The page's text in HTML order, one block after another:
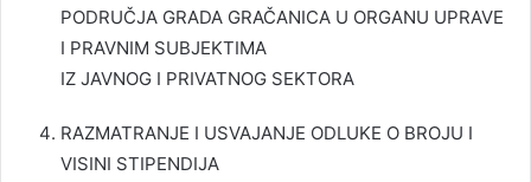
PODRUČJA GRADA GRAČANICA U ORGANU UPRAVE
I PRAVNIM SUBJEKTIMA
IZ JAVNOG I PRIVATNOG SEKTORA
RAZMATRANJE I USVAJANJE ODLUKE O BROJU I
VISINI STIPENDIJA